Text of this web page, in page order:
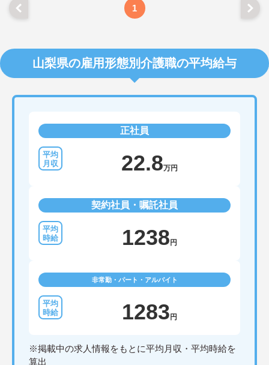
1
山梨県の雇用形態別介護職の平均給与
正社員
22.8万円
契約社員・嘱託社員
1238 円
非常勤・パート・アルバイト
1283 円
※掲載中の求人情報をもとに平均月収・平均時給を
算出